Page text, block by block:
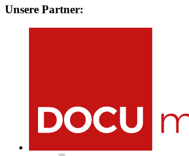
Unsere Partner: